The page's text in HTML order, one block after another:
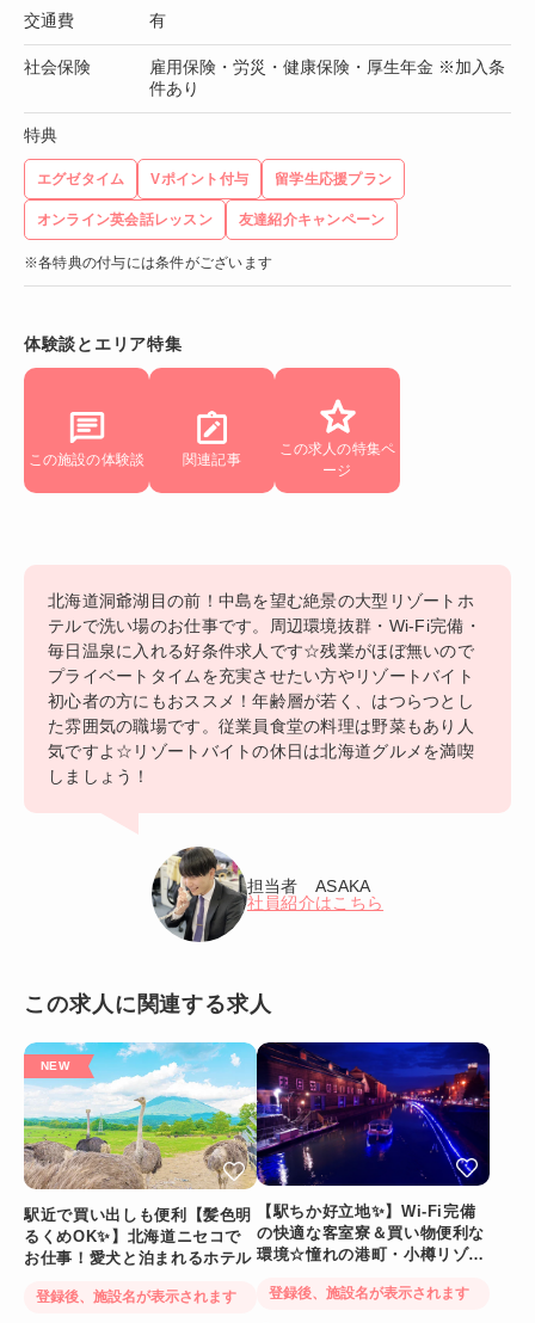
交通費 有
社会保険
雇用保険・労災・健康保険・厚生年金 ※加入条
件あり
特典
エグゼタイム Vポイント付与 留学生応援プラン
オンライン英会話レッスン 友達紹介キャンペーン
※各特典の付与には条件がございます
体験談とエリア特集
この施設の体験談 関連記事
この求人の特集ペ
ージ
北海道洞爺湖目の前！中島を望む絶景の大型リゾートホ
テルで洗い場のお仕事です。周辺環境抜群・Wi-Fi完備・
毎日温泉に入れる好条件求人です☆残業がほぼ無いので
プライベートタイムを充実させたい方やリゾートバイト
初心者の方にもおススメ！年齢層が若く、はつらつとし
た雰囲気の職場です。従業員食堂の料理は野菜もあり人
気ですよ☆リゾートバイトの休日は北海道グルメを満喫
しましょう！
担当者 ASAKA
社員紹介はこちら
この求人に関連する求人
駅近で買い出しも便利【髪色明
るくめOK✨】北海道ニセコで
お仕事！愛犬と泊まれるホテル
登録後、施設名が表示されます
【駅ちか好立地✨】Wi-Fi完備
の快適な客室寮＆買い物便利な
環境☆憧れの港町・小樽リゾー
登録後、施設名が表示されます